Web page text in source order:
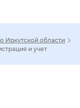
Иркутской области
и учет